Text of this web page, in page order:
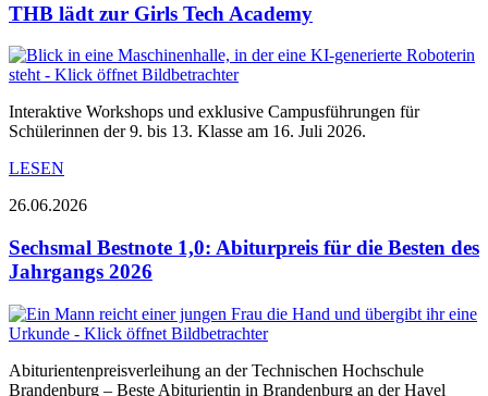
THB lädt zur Girls Tech Academy
Interaktive Workshops und exklusive Campusführungen für
Schülerinnen der 9. bis 13. Klasse am 16. Juli 2026.
LESEN
26.06.2026
Sechsmal Bestnote 1,0: Abiturpreis für die Besten des
Jahrgangs 2026
Abiturientenpreisverleihung an der Technischen Hochschule
Brandenburg – Beste Abiturientin in Brandenburg an der Havel